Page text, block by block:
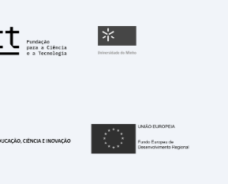
Fundação para a
República Portuguesa